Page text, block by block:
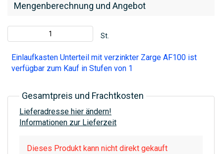
Mengenberechnung und Angebot
St.
Einlaufkasten Unterteil mit verzinkter Zarge AF100 ist
verfügbar zum Kauf in Stufen von 1
Gesamtpreis und Frachtkosten
Lieferadresse hier ändern!
Informationen zur Lieferzeit
Dieses Produkt kann nicht direkt gekauft